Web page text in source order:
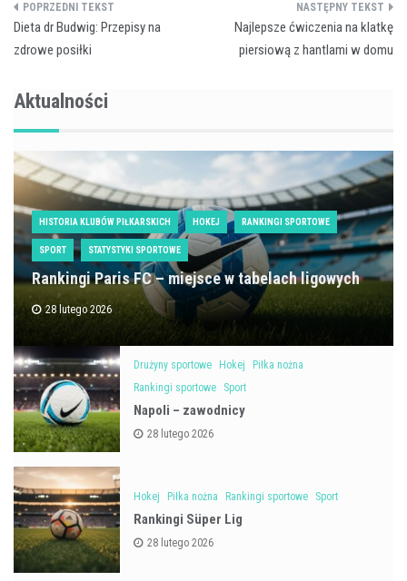
Nawigacja
wpisu
Dieta dr Budwig: Przepisy na
zdrowe posiłki
Najlepsze ćwiczenia na klatkę
piersiową z hantlami w domu
Aktualności
HISTORIA KLUBÓW PIŁKARSKICH HOKEJ RANKINGI SPORTOWE
SPORT STATYSTYKI SPORTOWE
Rankingi Paris FC – miejsce w tabelach ligowych
28 lutego 2026
Drużyny sportowe Hokej
Piłka nożna
Rankingi sportowe
Sport
Napoli – zawodnicy
28 lutego 2026
Hokej Piłka nożna Rankingi sportowe Sport
Rankingi Süper Lig
28 lutego 2026